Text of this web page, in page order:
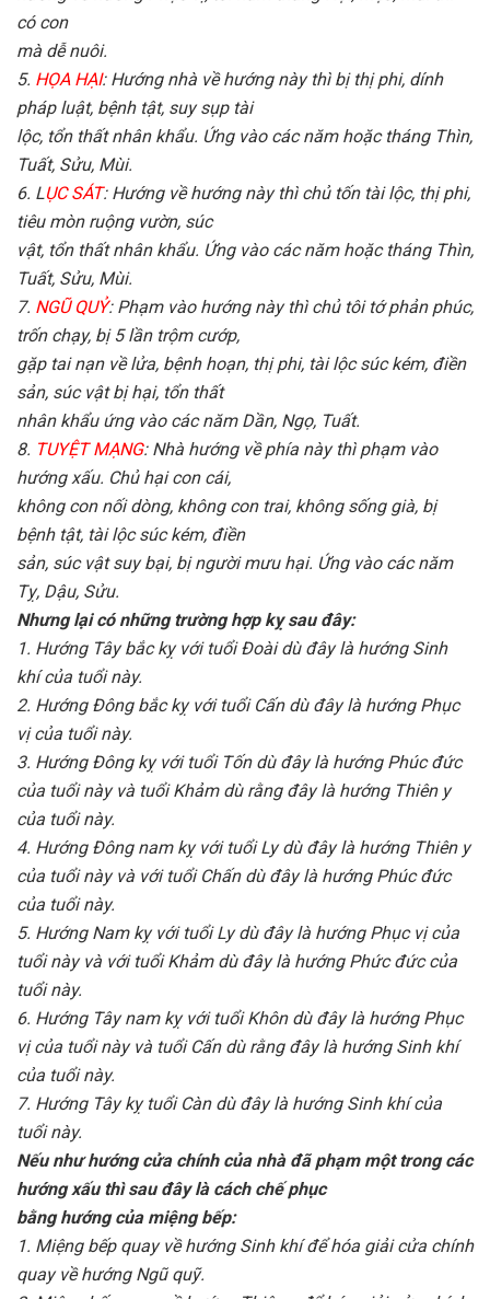
có con
mà dễ nuôi.
5. HỌA HẠI: Hướng nhà về hướng này thì bị thị phi, dính
pháp luật, bệnh tật, suy sụp tài
lộc, tổn thất nhân khẩu. Ứng vào các năm hoặc tháng Thìn,
Tuất, Sửu, Mùi.
6. LỤC SÁT: Hướng về hướng này thì chủ tốn tài lộc, thị phi,
tiêu mòn ruộng vườn, súc
vật, tổn thất nhân khẩu. Ứng vào các năm hoặc tháng Thìn,
Tuất, Sửu, Mùi.
7. NGŨ QUỶ: Phạm vào hướng này thì chủ tôi tớ phản phúc,
trốn chạy, bị 5 lần trộm cướp,
gặp tai nạn về lửa, bệnh hoạn, thị phi, tài lộc súc kém, điền
sản, súc vật bị hại, tổn thất
nhân khẩu ứng vào các năm Dần, Ngọ, Tuất.
8. TUYỆT MẠNG: Nhà hướng về phía này thì phạm vào
hướng xấu. Chủ hại con cái,
không con nối dòng, không con trai, không sống già, bị
bệnh tật, tài lộc súc kém, điền
sản, súc vật suy bại, bị người mưu hại. Ứng vào các năm
Tỵ, Dậu, Sửu.
Nhưng lại có những trường hợp kỵ sau đây:
1. Hướng Tây bắc kỵ với tuổi Ðoài dù đây là hướng Sinh
khí của tuổi này.
2. Hướng Ðông bắc kỵ với tuổi Cấn dù đây là hướng Phục
vị của tuổi này.
3. Hướng Ðông kỵ với tuổi Tốn dù đây là hướng Phúc đức
của tuổi này và tuổi Khảm dù rằng đây là hướng Thiên y
của tuổi này.
4. Hướng Ðông nam kỵ với tuổi Ly dù đây là hướng Thiên y
của tuổi này và với tuổi Chấn dù đây là hướng Phúc đức
của tuổi này.
5. Hướng Nam kỵ với tuổi Ly dù đây là hướng Phục vị của
tuổi này và với tuổi Khảm dù đây là hướng Phức đức của
tuổi này.
6. Hướng Tây nam kỵ với tuổi Khôn dù đây là hướng Phục
vị của tuổi này và tuổi Cấn dù rằng đây là hướng Sinh khí
của tuổi này.
7. Hướng Tây kỵ tuổi Càn dù đây là hướng Sinh khí của
tuổi này.
Nếu như hướng cửa chính của nhà đã phạm một trong các
hướng xấu thì sau đây là cách chế phục
bằng hướng của miệng bếp:
1. Miệng bếp quay về hướng Sinh khí để hóa giải cửa chính
quay về hướng Ngũ quỹ.